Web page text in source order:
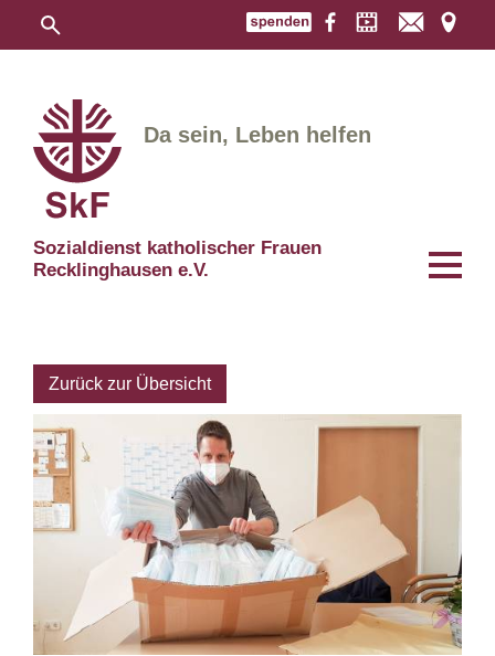
Sozialdienst katholischer Frauen
Recklinghausen e.V.
Da sein, Leben helfen
Zurück zur Übersicht